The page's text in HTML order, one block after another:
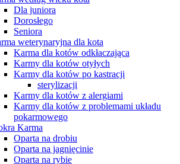
Dla juniora
Dorosłego
Seniora
weterynaryjna dla kota
Karma dla kotów odkłaczająca
Karmy dla kotów otyłych
Karmy dla kotów po kastracji
sterylizacji
Karmy dla kotów z alergiami
Karmy dla kotów z problemami układu
pokarmowego
Karma
Oparta na drobiu
Oparta na jagnięcinie
Oparta na rybie